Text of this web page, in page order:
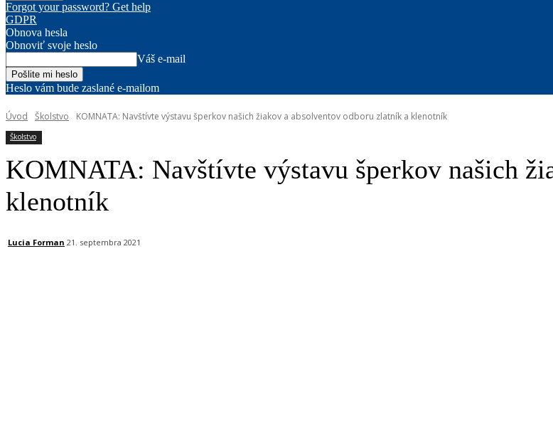
Forgot your password? Get help
GDPR
Obnova hesla
Obnoviť svoje heslo
Váš e-mail
Heslo vám bude zaslané e-mailom
Úvod Školstvo KOMNATA: Navštívte výstavu šperkov našich žiakov a absolventov odboru zlatník a klenotník
Školstvo
KOMNATA: Navštívte výstavu šperkov našich
klenotník
Lucia Forman 21. septembra 2021